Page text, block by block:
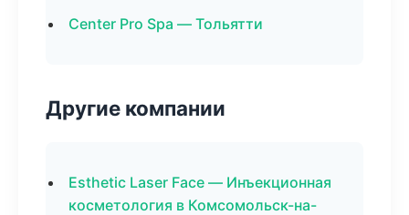
Center Pro Spa — Тольятти
Другие компании
Esthetic Laser Face — Инъекционная
косметология в Комсомольск-на-